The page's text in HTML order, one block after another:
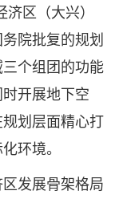
区（大兴）
院批复的规划
个组团的功能
开展地下空
划层面精心打
环境。
发展骨架格局